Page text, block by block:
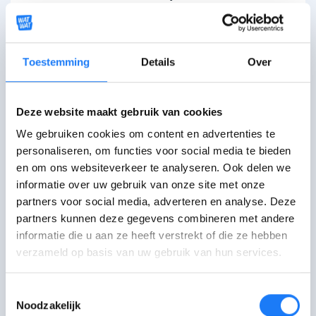
Toestemming Details Over
Deze website maakt gebruik van cookies
We gebruiken cookies om content en advertenties te
personaliseren, om functies voor social media te bieden
en om ons websiteverkeer te analyseren. Ook delen we
informatie over uw gebruik van onze site met onze
partners voor social media, adverteren en analyse. Deze
partners kunnen deze gegevens combineren met andere
informatie die u aan ze heeft verstrekt of die ze hebben
verzameld op basis van uw gebruik van hun services.
Noodzakelijk
zitten. En dat is een
zeer verslavende
stof
zit ook in gewone
Ben jejonger dan 25 jaar? Dan ben je
gevoeliger
voor nicotine. Je hersenen
je ooksneller verslaafdkan geraken
aan nicotine.
Gevolgenvante veel nicotinezijn:
Hoofdpijn
...